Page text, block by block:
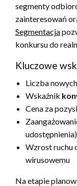
segmenty
zainteresowań
Segmentacja
konkursu do
Kluczowe
Liczba
Wskaźnik
Cena za
udostępnienia)
Wzrost ruchu
wirusowemu
Na etapie